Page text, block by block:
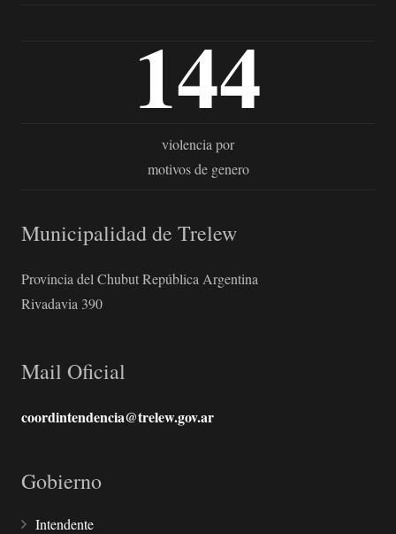
144
violencia por
motivos de genero
Municipalidad de Trelew
Provincia del Chubut República Argentina
Rivadavia 390
Mail Oficial
coordintendencia@trelew.gov.ar
Gobierno
Intendente